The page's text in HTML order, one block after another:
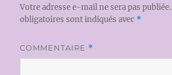
Votre adresse e-mail ne sera pas publiée.
obligatoires sont indiqués avec *
COMMENTAIRE *